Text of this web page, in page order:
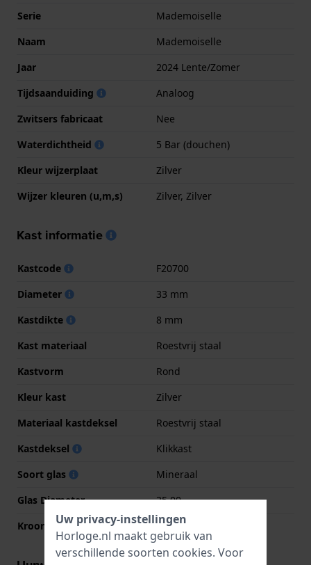
Serie
Mademoiselle
Naam
Mademoiselle
Jaar
2024 Lente/Zomer
Tijdsaanduiding
Analoog
Zwitsers fabricaat
Nee
Waterdichtheid
5 Bar (douchen)
Kleur wijzerplaat
Zilver
Wijzer kleuren (u,m,s)
Zilver, Zilver
Kast informatie
Kastcode
F20700
Diameter
33 mm
Kastdikte
8 mm
Kast materiaal
Roestvrij staal
Kastvorm
Rond
Kleur kast
Zilver
Materiaal kastdeksel
Roestvrij staal
Kastdeksel
Klikkast
Soort glas
Mineraal
Glas Diameter
25.00
Kroon
Trek kroon
Uw privacy-instellingen
Horloge.nl maakt gebruik van
verschillende soorten cookies. Voor